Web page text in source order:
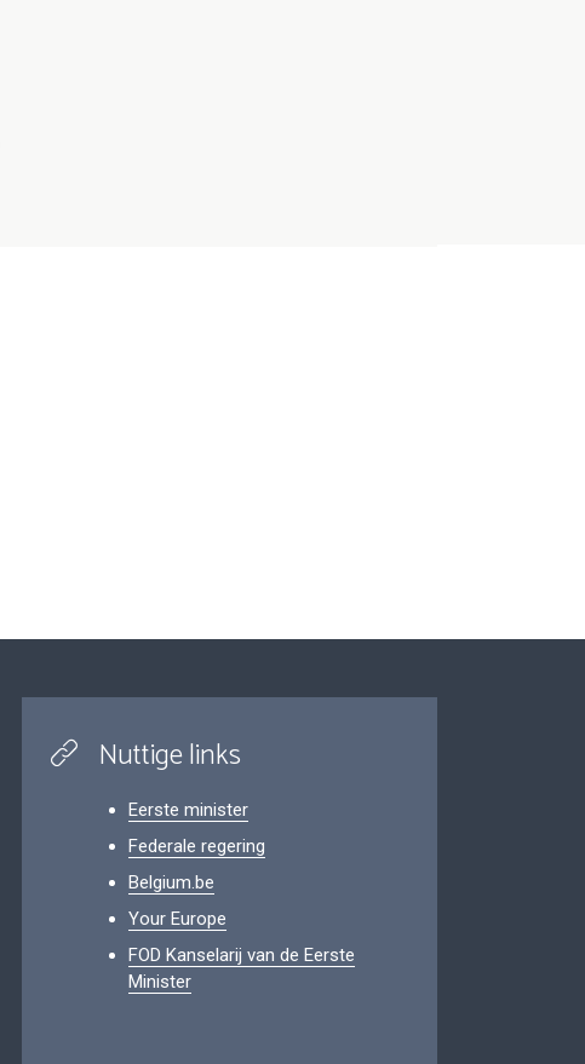
Nuttige links
Eerste minister
Federale regering
Belgium.be
Your Europe
FOD Kanselarij van de Eerste
Minister